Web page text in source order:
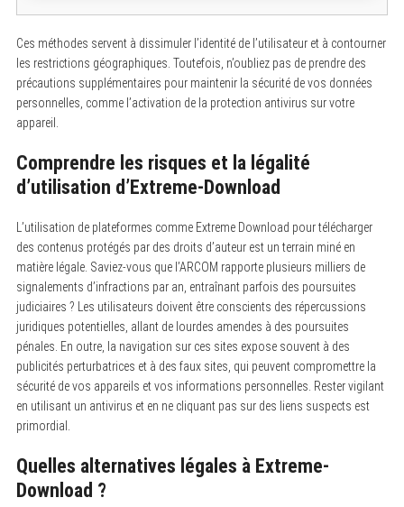
Ces méthodes servent à dissimuler l’identité de l’utilisateur et à contourner
les restrictions géographiques. Toutefois, n’oubliez pas de prendre des
précautions supplémentaires pour maintenir la sécurité de vos données
personnelles, comme l’activation de la protection antivirus sur votre
appareil.
Comprendre les risques et la légalité
d’utilisation d’Extreme-Download
L’utilisation de plateformes comme Extreme Download pour télécharger
des contenus protégés par des droits d’auteur est un terrain miné en
matière légale. Saviez-vous que l’ARCOM rapporte plusieurs milliers de
signalements d’infractions par an, entraînant parfois des poursuites
judiciaires ? Les utilisateurs doivent être conscients des répercussions
juridiques potentielles, allant de lourdes amendes à des poursuites
pénales. En outre, la navigation sur ces sites expose souvent à des
publicités perturbatrices et à des faux sites, qui peuvent compromettre la
sécurité de vos appareils et vos informations personnelles. Rester vigilant
en utilisant un antivirus et en ne cliquant pas sur des liens suspects est
primordial.
Quelles alternatives légales à Extreme-
Download ?